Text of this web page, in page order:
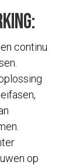
continu
op